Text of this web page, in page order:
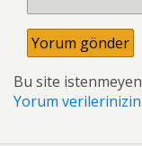
Bu site
Yorum